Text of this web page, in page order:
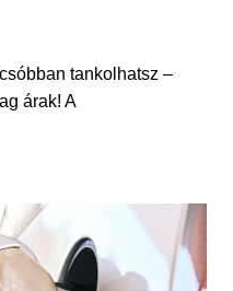
tankolhatsz –
árak! A